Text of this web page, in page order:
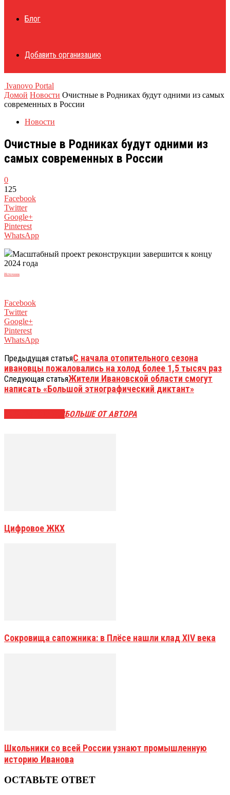
Блог
Добавить организацию
Ivanovo Portal
Домой Новости Очистные в Родниках будут одними из самых
современных в России
Новости
Очистные в Родниках будут одними из
самых современных в России
0
125
Facebook
Twitter
Google+
Pinterest
WhatsApp
Масштабный проект реконструкции завершится к концу
2024 года
Источник
Facebook
Twitter
Google+
Pinterest
WhatsApp
Предыдущая статьяС начала отопительного сезона
ивановцы пожаловались на холод более 1,5 тысяч раз
Следующая статьяЖители Ивановской области смогут
написать «Большой этнографический диктант»
БОЛЬШЕ ОТ АВТОРА
Цифровое ЖКХ
Сокровища сапожника: в Плёсе нашли клад XIV века
Школьники со всей России узнают промышленную
историю Иванова
ОСТАВЬТЕ ОТВЕТ